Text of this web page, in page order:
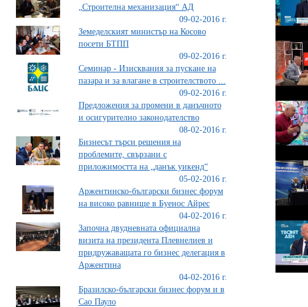
„Строителна механизация“ АД
09-02-2016 г.
Земеделският министър на Косово
посети БТПП
09-02-2016 г.
Семинар - Изисквания за пускане на
пазара и за влагане в строителството ...
09-02-2016 г.
Предложения за промени в данъчното
и осигурително законодателство
08-02-2016 г.
Бизнесът търси решения на
проблемите, свързани с
приложимостта на „данък уикенд“
05-02-2016 г.
Аржентинско-български бизнес форум
на високо равнище в Буенос Айрес
04-02-2016 г.
Започна двудневната официална
визита на президента Плевнелиев и
придружаващата го бизнес делегация в
Аржентина
04-02-2016 г.
Бразилско-български бизнес форум и в
Сао Пауло